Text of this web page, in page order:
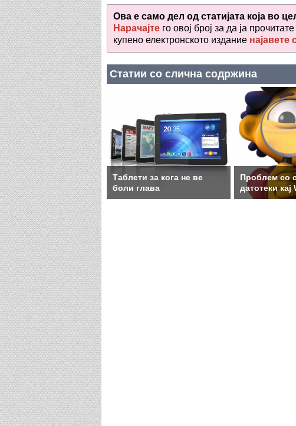
Ова е само дел од статијата која во
Нарачајте го овој број за да ја
купено електронското издание најавете
Статии со слична содржина
Таблети за кога не ве
боли глава
Проблем со
датотеки